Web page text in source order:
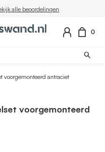
alle beoordelingen
0
antraciet
voorgemonteerd